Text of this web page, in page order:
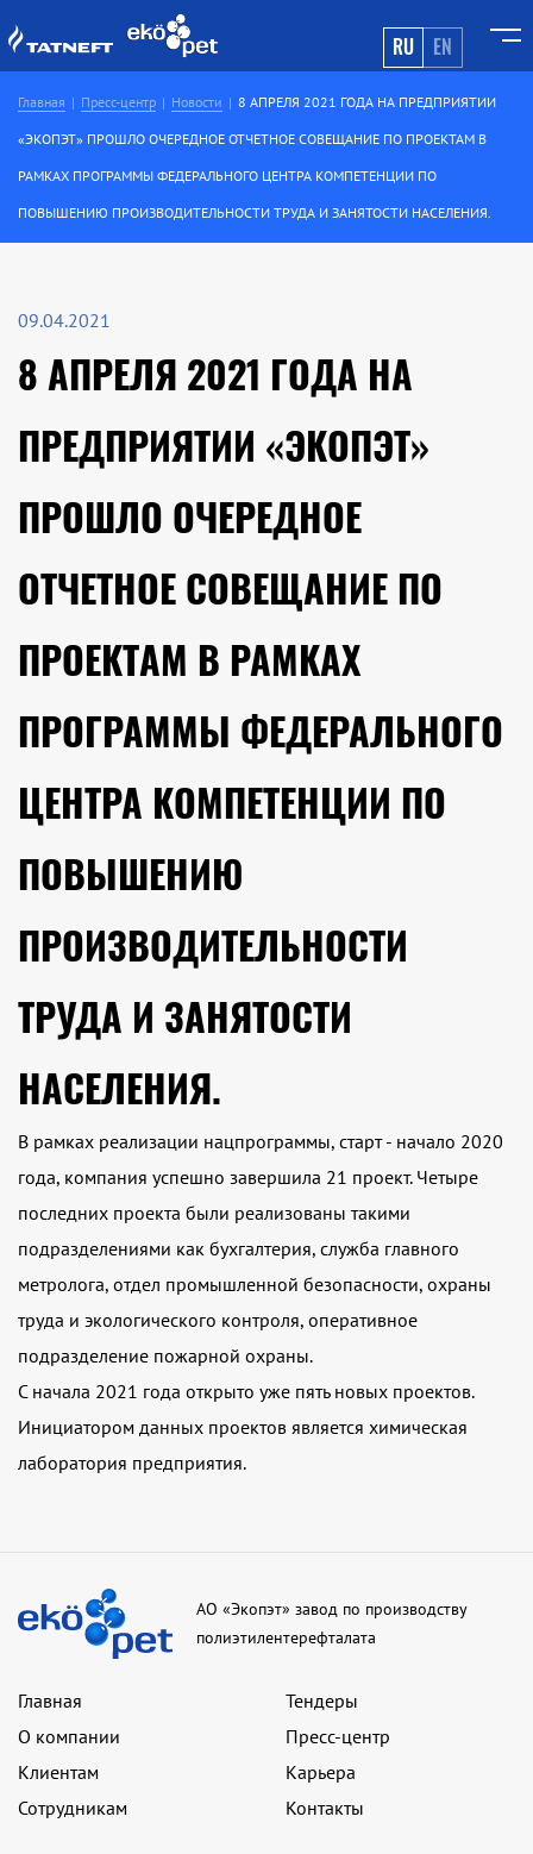
RU EN
Главная Пресс-центр Новости 8 АПРЕЛЯ 2021 ГОДА НА ПРЕДПРИЯТИИ
«ЭКОПЭТ» ПРОШЛО ОЧЕРЕДНОЕ ОТЧЕТНОЕ СОВЕЩАНИЕ ПО ПРОЕКТАМ В
РАМКАХ ПРОГРАММЫ ФЕДЕРАЛЬНОГО ЦЕНТРА КОМПЕТЕНЦИИ ПО
ПОВЫШЕНИЮ ПРОИЗВОДИТЕЛЬНОСТИ ТРУДА И ЗАНЯТОСТИ НАСЕЛЕНИЯ.
09.04.2021
8 АПРЕЛЯ 2021 ГОДА НА
ПРЕДПРИЯТИИ «ЭКОПЭТ»
ПРОШЛО ОЧЕРЕДНОЕ
ОТЧЕТНОЕ СОВЕЩАНИЕ ПО
ПРОЕКТАМ В РАМКАХ
ПРОГРАММЫ ФЕДЕРАЛЬНОГО
ЦЕНТРА КОМПЕТЕНЦИИ ПО
ПОВЫШЕНИЮ
ПРОИЗВОДИТЕЛЬНОСТИ
ТРУДА И ЗАНЯТОСТИ
НАСЕЛЕНИЯ.
В рамках реализации нацпрограммы, старт - начало 2020
года, компания успешно завершила 21 проект. Четыре
последних проекта были реализованы такими
подразделениями как бухгалтерия, служба главного
метролога, отдел промышленной безопасности, охраны
труда и экологического контроля, оперативное
подразделение пожарной охраны.
С начала 2021 года открыто уже пять новых проектов.
Инициатором данных проектов является химическая
лаборатория предприятия.
АО «Экопэт» завод по производству
полиэтилентерефталата
Главная
О компании
Клиентам
Сотрудникам
Тендеры
Пресс-центр
Карьера
Контакты